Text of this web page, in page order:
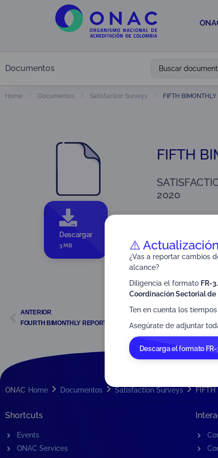
Documentos
Home Documentos Satisfaction Surveys FIFTH BIMONTHLY
Descargar
3 MB
FIFTH
2020
Dirigido a:
ANTERIOR
FOURTH BIMONTHLY REPORT 2020
ONAC Home Documentos Satisfaction Surveys FIFTH
Shortcuts
Events
ONAC Services
⚠️
¿Vas a reportar cambios
alcance?
Diligencia el formato FR-
Coordinación Sectorial
Ten en cuenta los
Asegúrate de adjuntar
Descarga el formato